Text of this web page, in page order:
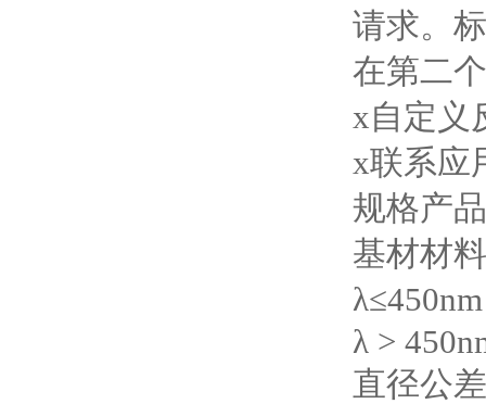
请求。
在第二
x自定义
x联系应
规格产
基材材
λ >
直径公